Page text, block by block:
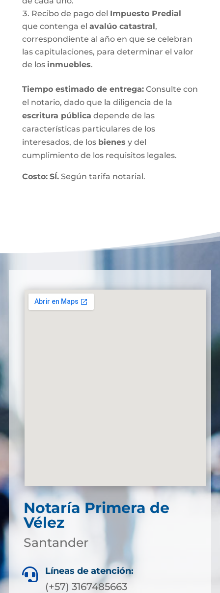
Recibo de pago del Impuesto Predial
que contenga el avalúo catastral,
correspondiente al año en que se celebran
las capitulaciones, para determinar el valor
de los inmuebles.
Tiempo estimado de entrega:Consulte con
el notario, dado que la diligencia de la
escritura pública depende de las
características particulares de los
interesados, de los bienes y del
cumplimiento de los requisitos legales.
Costo: SÍ.Según tarifa notarial.
Notaría Primera de
Vélez
Santander
 Líneas de atención:
(+57) 3167485663